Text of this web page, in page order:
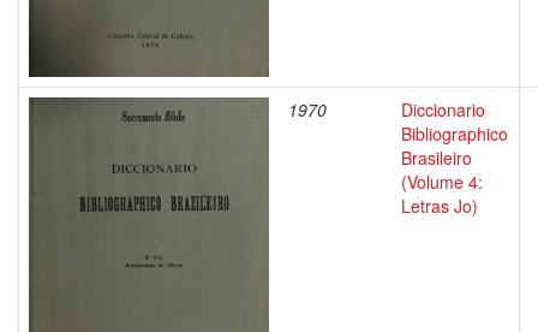
1970
Diccionario
Bibliographico
Brasileiro
(Volume 4:
Letras Jo)